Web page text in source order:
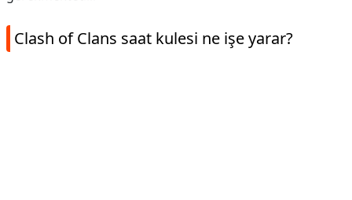
Clash of Clans saat kulesi ne işe yarar?